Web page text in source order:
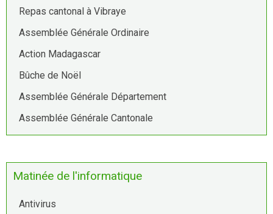
Repas cantonal à Vibraye
Assemblée Générale Ordinaire
Action Madagascar
Bûche de Noël
Assemblée Générale Département
Assemblée Générale Cantonale
Matinée de l'informatique
Antivirus